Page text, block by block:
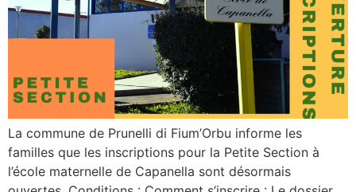
La commune de Prunelli di Fium’Orbu informe les
familles que les inscriptions pour la Petite Section à
l’école maternelle de Capanella sont désormais